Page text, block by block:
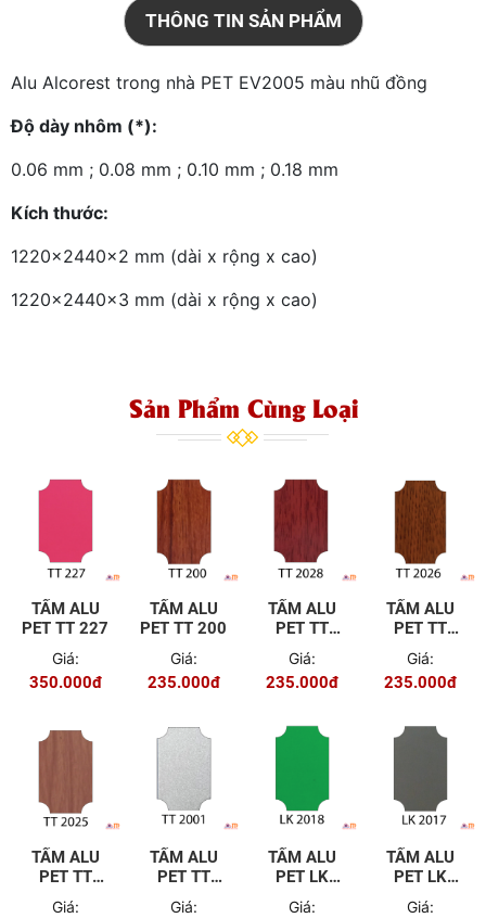
THÔNG TIN SẢN PHẨM
Alu Alcorest trong nhà PET EV2005 màu nhũ đồng
Độ dày nhôm (*):
0.06 mm ; 0.08 mm ; 0.10 mm ; 0.18 mm
Kích thước:
1220x2440x2 mm (dài x rộng x cao)
1220x2440x3 mm (dài x rộng x cao)
Sản Phẩm Cùng Loại
TẤM ALU
PET TT 227
Giá:
350.000đ
TẤM ALU
PET TT 200
Giá:
235.000đ
TẤM ALU
PET TT
2028
Giá:
235.000đ
TẤM ALU
PET TT
2026
Giá:
235.000đ
TẤM ALU
PET TT
2025
Giá:
TẤM ALU
PET TT
2001
Giá:
TẤM ALU
PET LK
2018
Giá:
TẤM ALU
PET LK
2017
Giá: